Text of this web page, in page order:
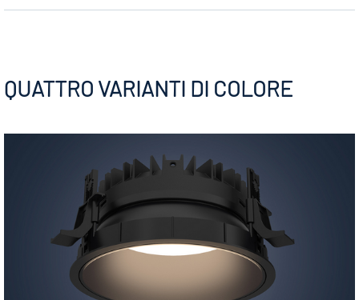
QUATTRO VARIANTI DI COLORE